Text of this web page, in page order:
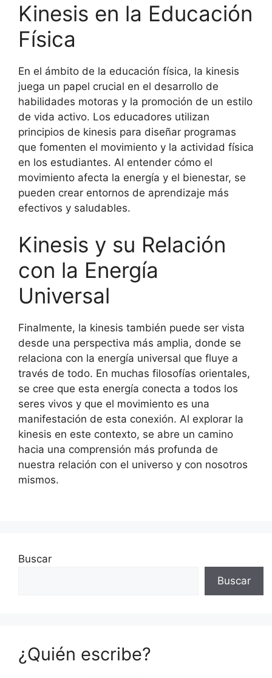
Kinesis en la Educación
Física
En el ámbito de la educación física, la kinesis
juega un papel crucial en el desarrollo de
habilidades motoras y la promoción de un estilo
de vida activo. Los educadores utilizan
principios de kinesis para diseñar programas
que fomenten el movimiento y la actividad física
en los estudiantes. Al entender cómo el
movimiento afecta la energía y el bienestar, se
pueden crear entornos de aprendizaje más
efectivos y saludables.
Kinesis y su Relación
con la Energía
Universal
Finalmente, la kinesis también puede ser vista
desde una perspectiva más amplia, donde se
relaciona con la energía universal que fluye a
través de todo. En muchas filosofías orientales,
se cree que esta energía conecta a todos los
seres vivos y que el movimiento es una
manifestación de esta conexión. Al explorar la
kinesis en este contexto, se abre un camino
hacia una comprensión más profunda de
nuestra relación con el universo y con nosotros
mismos.
Buscar
Buscar
¿Quién escribe?